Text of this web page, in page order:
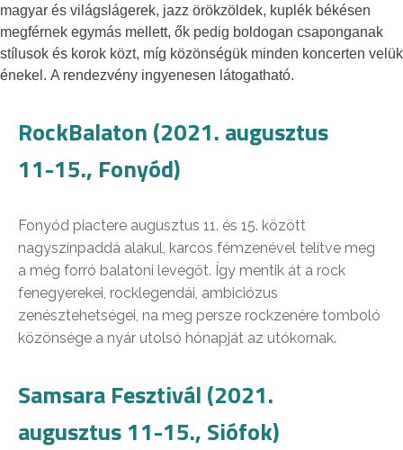
magyar és világslágerek, jazz örökzöldek, kuplék békésen
megférnek egymás mellett, ők pedig boldogan csaponganak
stílusok és korok közt, míg közönségük minden koncerten velük
énekel. A rendezvény ingyenesen látogatható.
RockBalaton (2021. augusztus
11-15., Fonyód)
Fonyód piactere augusztus 11. és 15. között
nagyszínpaddá alakul, karcos fémzenével telítve meg
a még forró balatoni levegőt. Így mentik át a rock
fenegyerekei, rocklegendái, ambiciózus
zenésztehetségei, na meg persze rockzenére tomboló
közönsége a nyár utolsó hónapját az utókornak.
Samsara Fesztivál (2021.
augusztus 11-15., Siófok)